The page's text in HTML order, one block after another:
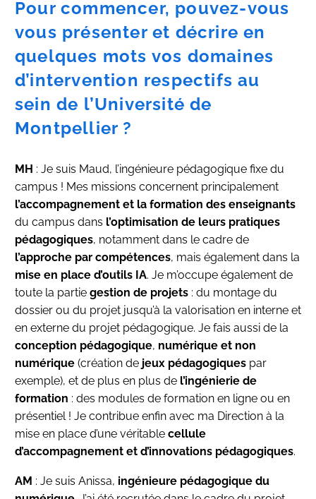
Pour commencer, pouvez-vous
vous présenter et décrire en
quelques mots vos domaines
d’intervention respectifs au
sein de l’Université de
Montpellier ?
MH : Je suis Maud, l’ingénieure pédagogique fixe du
campus ! Mes missions concernent principalement
l’accompagnement et la formation des enseignants
du campus dans l’optimisation de leurs pratiques
pédagogiques, notamment dans le cadre de
l’approche par compétences, mais également dans la
mise en place d’outils IA. Je m’occupe également de
toute la partie gestion de projets : du montage du
dossier ou du projet jusqu’à la valorisation en interne et
en externe du projet pédagogique. Je fais aussi de la
conception pédagogique, numérique et non
numérique (création de jeux pédagogiques par
exemple), et de plus en plus de l’ingénierie de
formation : des modules de formation en ligne ou en
présentiel ! Je contribue enfin avec ma Direction à la
mise en place d’une véritable cellule
d’accompagnement et d’innovations pédagogiques.
AM : Je suis Anissa, ingénieure pédagogique du